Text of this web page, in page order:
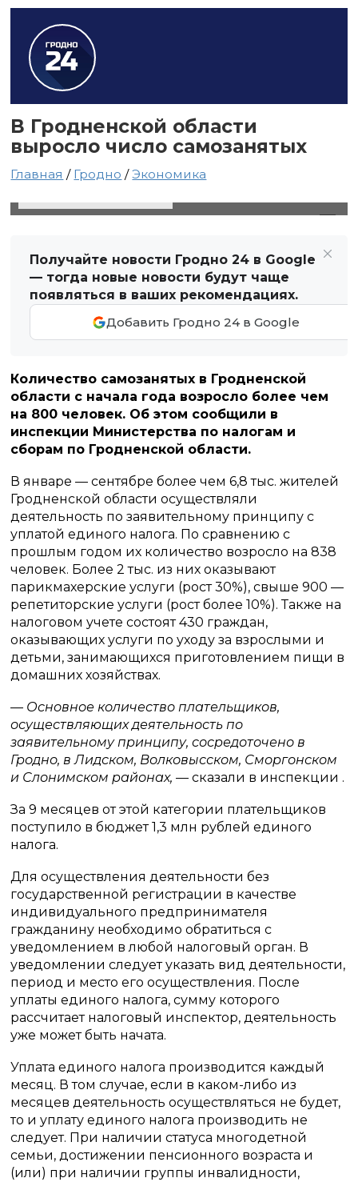
В Гродненской области
выросло число самозанятых
Главная / Гродно /Экономика
Получайте новости Гродно 24 в Google
— тогда новые новости будут чаще
появляться в ваших рекомендациях.
Добавить Гродно 24 в Google
Количество самозанятых в Гродненской
области с начала года возросло более чем
на 800 человек. Об этом сообщили в
инспекции Министерства по налогам и
сборам по Гродненской области.
В январе — сентябре более чем 6,8 тыс. жителей
Гродненской области осуществляли
деятельность по заявительному принципу с
уплатой единого налога. По сравнению с
прошлым годом их количество возросло на 838
человек. Более 2 тыс. из них оказывают
парикмахерские услуги (рост 30%), свыше 900 —
репетиторские услуги (рост более 10%). Также на
налоговом учете состоят 430 граждан,
оказывающих услуги по уходу за взрослыми и
детьми, занимающихся приготовлением пищи в
домашних хозяйствах.
— Основное количество плательщиков,
осуществляющих деятельность по
заявительному принципу, сосредоточено в
Гродно, в Лидском, Волковысском, Сморгонском
и Слонимском районах, — сказали в инспекции .
За 9 месяцев от этой категории плательщиков
поступило в бюджет 1,3 млн рублей единого
налога.
Для осуществления деятельности без
государственной регистрации в качестве
индивидуального предпринимателя
гражданину необходимо обратиться с
уведомлением в любой налоговый орган. В
уведомлении следует указать вид деятельности,
период и место его осуществления. После
уплаты единого налога, сумму которого
рассчитает налоговый инспектор, деятельность
уже может быть начата.
Уплата единого налога производится каждый
месяц. В том случае, если в каком-либо из
месяцев деятельность осуществляться не будет,
то и уплату единого налога производить не
следует. При наличии статуса многодетной
семьи, достижении пенсионного возраста и
(или) при наличии группы инвалидности,